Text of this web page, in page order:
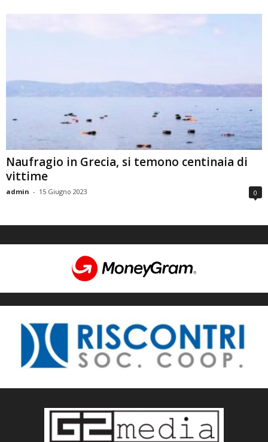
Naufragio in Grecia, si temono centinaia di
vittime
admin - 15 Giugno 2023 0